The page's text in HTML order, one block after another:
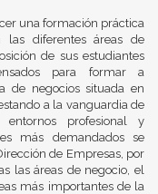
una formación práctica
las diferentes áreas de
de sus estudiantes
para formar a
de negocios situada en
a la vanguardia de
profesional y
más demandados se
de Empresas, por
las áreas de negocio, el
más importantes de la